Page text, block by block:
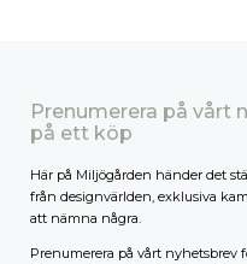
Prenumerera på vårt
på ett köp
Här på Miljögården händer det
från designvärlden, exklusiva
att nämna några.
Prenumerera på vårt nyhetsbrev